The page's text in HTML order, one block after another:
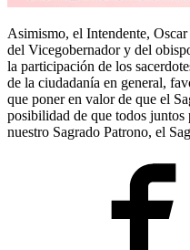
Asimismo, el Intendente,
del Vicegobernador y del
la participación de los
de la ciudadanía en general,
que poner en valor de que el
posibilidad de que todos juntos
nuestro Sagrado Patrono, el